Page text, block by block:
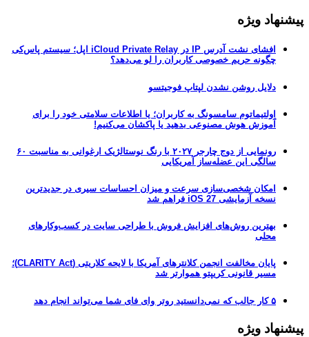
پیشنهاد ویژه
افشای نشت آدرس IP در iCloud Private Relay اپل؛ سیستم پاس‌کی
چگونه حریم خصوصی کاربران را لو می‌دهد؟
دلایل روشن نشدن لپتاپ فوجیتسو
اولتیماتوم سامسونگ به کاربران؛ یا اطلاعات سلامتی خود را برای
آموزش هوش مصنوعی بدهید یا پاکشان می‌کنیم!
رونمایی از دوج چارجر ۲۰۲۷ با رنگ نوستالژیک ارغوانی به مناسبت ۶۰
سالگی این عضله‌ساز آمریکایی
امکان شخصی‌سازی سرعت و میزان احساسات سیری در جدیدترین
نسخه آزمایشی iOS 27 فراهم شد
بهترین روش‌های افزایش فروش با طراحی سایت در کسب‌وکارهای
محلی
پایان مخالفت انجمن کلانترهای آمریکا با لایحه کلاریتی (CLARITY Act)؛
مسیر قانونی کریپتو هموارتر شد
۵ کار جالب که نمی‌دانستید روتر وای فای شما می‌تواند انجام دهد
پیشنهاد ویژه